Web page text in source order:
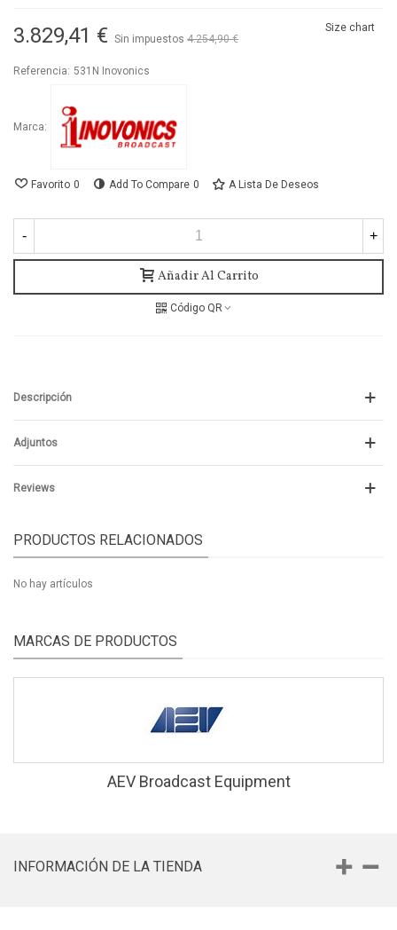
3.829,41 € Sin impuestos 4.254,90 €
Size chart
Referencia: 531N Inovonics
Marca:
Favorito 0 Add To Compare 0 A Lista De Deseos
- +
Añadir Al Carrito
Código QR
Descripción
Adjuntos
Reviews
PRODUCTOS RELACIONADOS
No hay artículos
MARCAS DE PRODUCTOS
AEV Broadcast Equipment
INFORMACIÓN DE LA TIENDA